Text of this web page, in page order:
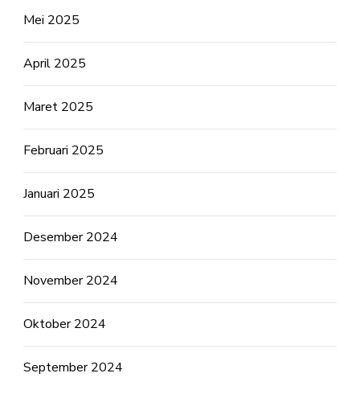
Mei 2025
April 2025
Maret 2025
Februari 2025
Januari 2025
Desember 2024
November 2024
Oktober 2024
September 2024